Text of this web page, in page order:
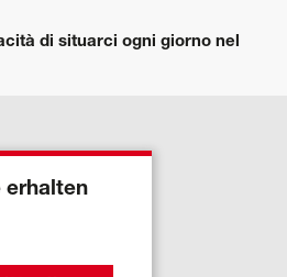
di situarci ogni giorno nel
erhalten